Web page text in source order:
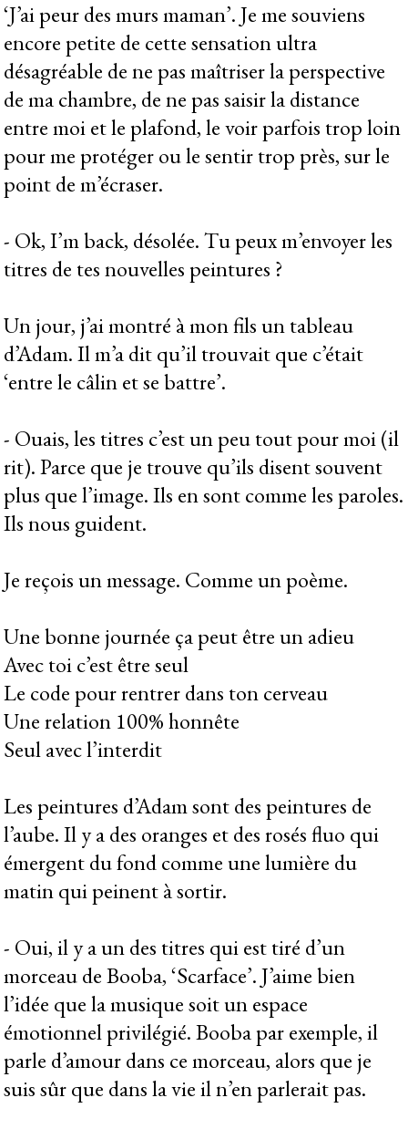
‘J’ai peur des murs maman’. Je me souviens
encore petite de cette sensation ultra
désagréable de ne pas maîtriser la perspective
de ma chambre, de ne pas saisir la distance
entre moi et le plafond, le voir parfois trop loin
pour me protéger ou le sentir trop près, sur le
point de m’écraser.
- Ok, I’m back, désolée. Tu peux m’envoyer les
titres de tes nouvelles peintures ?
Un jour, j’ai montré à mon fils un tableau
d’Adam. Il m’a dit qu’il trouvait que c’était
‘entre le câlin et se battre’.
- Ouais, les titres c’est un peu tout pour moi (il
rit). Parce que je trouve qu’ils disent souvent
plus que l’image. Ils en sont comme les paroles.
Ils nous guident.
Je reçois un message. Comme un poème.
Une bonne journée ça peut être un adieu
Avec toi c’est être seul
Le code pour rentrer dans ton cerveau
Une relation 100% honnête
Seul avec l’interdit
Les peintures d’Adam sont des peintures de
l’aube. Il y a des oranges et des rosés fluo qui
émergent du fond comme une lumière du
matin qui peinent à sortir.
- Oui, il y a un des titres qui est tiré d’un
morceau de Booba, ‘Scarface’. J’aime bien
l’idée que la musique soit un espace
émotionnel privilégié. Booba par exemple, il
parle d’amour dans ce morceau, alors que je
suis sûr que dans la vie il n’en parlerait pas.